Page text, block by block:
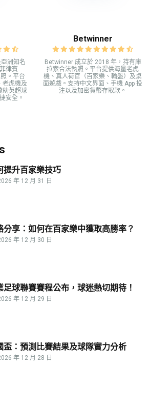
洲知名
律賓
照。平台
老虎機及
助英超球
安全。
Betwinner
Betwinner 成立於 2018 年，持有庫
拉索合法執照。平台提供海量老虎
機、真人荷官（百家樂、輪盤）及桌
面遊戲。支持中文界面、手機 App 投
注以及加密貨幣存取款。
提升百家樂技巧
年 12 月 31 日
分享：如何在百家樂中獲取高勝率？
年 12 月 30 日
足球聯賽賽程公布，球迷熱切期待！
年 12 月 29 日
盃：預測比賽結果及球隊實力分析
年 12 月 28 日